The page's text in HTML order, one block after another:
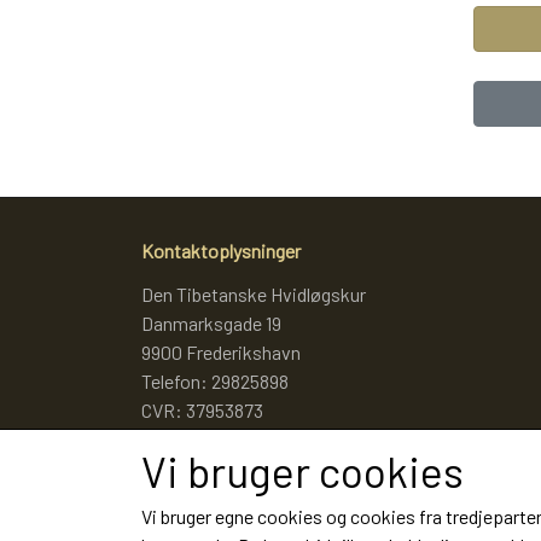
Kontaktoplysninger
Den Tibetanske Hvidløgskur
Danmarksgade 19
9900 Frederikshavn
Telefon: 29825898
CVR: 37953873
Vi bruger cookies
Vi bruger egne cookies og cookies fra